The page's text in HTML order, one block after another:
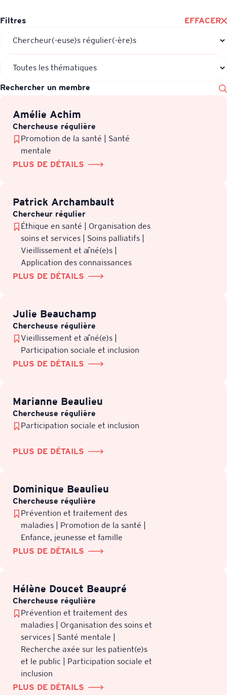
ENVOYER LE MESSAGE
Filtres EFFACER
Types}
Thèmes
Recherche
Amélie Achim
Chercheuse régulière
Promotion de la santé | Santé
mentale
PLUS DE DÉTAILS
Patrick Archambault
Chercheur régulier
Éthique en santé | Organisation des
soins et services | Soins palliatifs |
Vieillissement et aîné(e)s |
Application des connaissances
PLUS DE DÉTAILS
Julie Beauchamp
Chercheuse régulière
Vieillissement et aîné(e)s |
Participation sociale et inclusion
PLUS DE DÉTAILS
Marianne Beaulieu
Chercheuse régulière
Participation sociale et inclusion
PLUS DE DÉTAILS
Dominique Beaulieu
Chercheuse régulière
Prévention et traitement des
maladies | Promotion de la santé |
Enfance, jeunesse et famille
PLUS DE DÉTAILS
Hélène Doucet Beaupré
Chercheuse régulière
Prévention et traitement des
maladies | Organisation des soins et
services | Santé mentale |
Recherche axée sur les patient(e)s
et le public | Participation sociale et
inclusion
PLUS DE DÉTAILS